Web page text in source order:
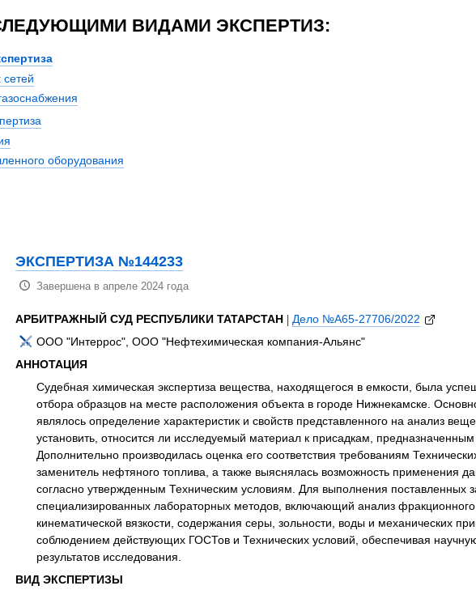
ВИДАМИ ЭКСПЕРТИЗ:
оборудования
ЭКСПЕРТИЗА №144233
Завершена в апреле 2024 года
АРБИТРАЖНЫЙ СУД РЕСПУБЛИКИ ТАТАРСТАН | Дело №А65-27706/2022
ООО "Интеррос", ООО "Нефтехимическая компания-Альянс"
АННОТАЦИЯ
Судебная химическая экспертиза вещества, находящегося в емкости, была
отбора образцов на месте расположения объекта в городе Нижнекамске.
являлось определение характеристик и свойств представленного на анализ
установить, относится ли исследуемый материал к присадкам,
Дополнительно производилась оценка его соответствия требованиям
заменитель нефтяного топлива, а также выяснялась возможность применения
согласно утвержденным Техническим условиям. Для выполнения поставленных
специализированных лабораторных методов, включающий анализ
кинематической вязкости, содержания серы, зольности, воды и механических
соблюдением действующих ГОСТов и Технических условий, обеспечивая
результатов исследования.
ВИД ЭКСПЕРТИЗЫ